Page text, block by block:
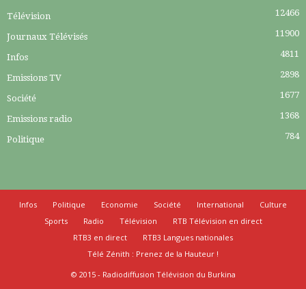
Télévision 12466
Journaux Télévisés 11900
Infos 4811
Emissions TV 2898
Société 1677
Emissions radio 1368
Politique 784
Infos Politique Economie Société International
Culture
Sports
Radio Télévision
RTB Télévision en direct
RTB3 en direct
RTB3 Langues nationales
Télé Zénith : Prenez de la Hauteur !
© 2015 - Radiodiffusion Télévision du Burkina